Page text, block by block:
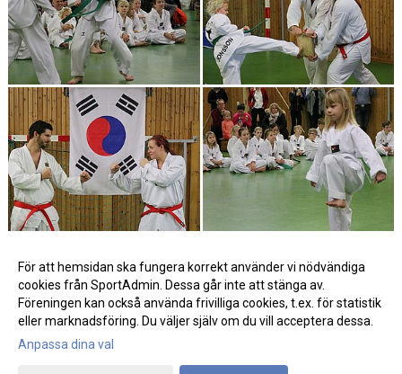
Gå till Webbversion
För att hemsidan ska fungera korrekt använder vi nödvändiga
cookies från SportAdmin. Dessa går inte att stänga av.
Föreningen kan också använda frivilliga cookies, t.ex. för statistik
eller marknadsföring. Du väljer själv om du vill acceptera dessa.
Anpassa dina val